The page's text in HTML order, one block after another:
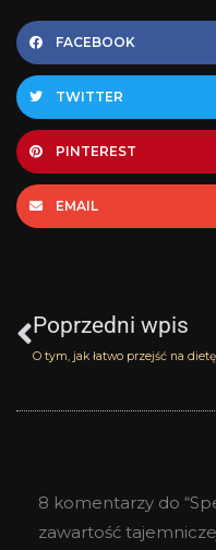
FACEBOOK
TWITTER
PINTEREST
EMAIL
Poprzedni wpis
8 komentarzy do
zawartość